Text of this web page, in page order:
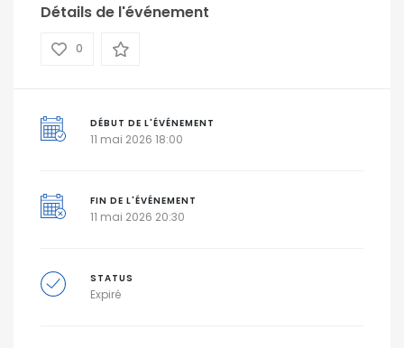
Détails de l'événement
0
DÉBUT DE L'ÉVÉNEMENT
11 mai 2026 18:00
FIN DE L'ÉVÉNEMENT
11 mai 2026 20:30
STATUS
Expiré